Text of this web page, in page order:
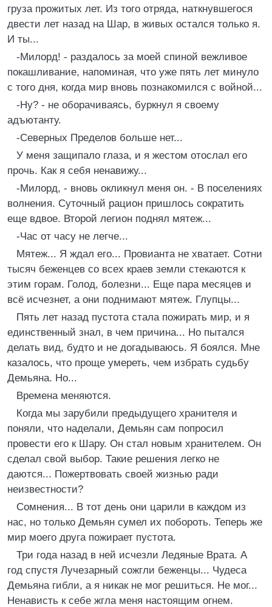
груза прожитых лет. Из того отряда, наткнувшегося
двести лет назад на Шар, в живых остался только я.
И ты...
-Милорд! - раздалось за моей спиной вежливое
покашливание, напоминая, что уже пять лет минуло
с того дня, когда мир вновь познакомился с войной...
-Ну? - не оборачиваясь, буркнул я своему
адъютанту.
-Северных Пределов больше нет...
У меня защипало глаза, и я жестом отослал его
прочь. Как я себя ненавижу...
-Милорд, - вновь окликнул меня он. - В поселениях
волнения. Суточный рацион пришлось сократить
еще вдвое. Второй легион поднял мятеж...
-Час от часу не легче...
Мятеж... Я ждал его... Провианта не хватает. Сотни
тысяч беженцев со всех краев земли стекаются к
этим горам. Голод, болезни... Еще пара месяцев и
всё исчезнет, а они поднимают мятеж. Глупцы...
Пять лет назад пустота стала пожирать мир, и я
единственный знал, в чем причина... Но пытался
делать вид, будто и не догадываюсь. Я боялся. Мне
казалось, что проще умереть, чем избрать судьбу
Демьяна. Но...
Времена меняются.
Когда мы зарубили предыдущего хранителя и
поняли, что наделали, Демьян сам попросил
провести его к Шару. Он стал новым хранителем. Он
сделал свой выбор. Такие решения легко не
даются... Пожертвовать своей жизнью ради
неизвестности?
Сомнения... В тот день они царили в каждом из
нас, но только Демьян сумел их побороть. Теперь же
мир моего друга пожирает пустота.
Три года назад в ней исчезли Ледяные Врата. А
год спустя Лучезарный сожгли беженцы... Чудеса
Демьяна гибли, а я никак не мог решиться. Не мог...
Ненависть к себе жгла меня настоящим огнем.